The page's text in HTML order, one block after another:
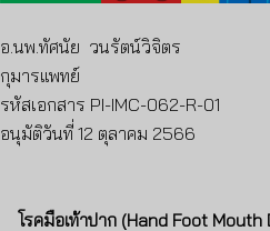
อ.นพ.ทัศนัย วนรัตน์วิจิตร
กุมารแพทย์
รหัสเอกสาร PI-IMC-062-R-01
อนุมัติวันที่ 12 ตุลาคม 2566
โรคมือเท้าปาก (Hand Foot Mouth